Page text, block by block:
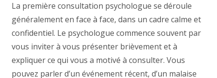
La première consultation psychologue se déroule
généralement en face à face, dans un cadre calme et
confidentiel. Le psychologue commence souvent par
vous inviter à vous présenter brièvement et à
expliquer ce qui vous a motivé à consulter. Vous
pouvez parler d’un événement récent, d’un malaise